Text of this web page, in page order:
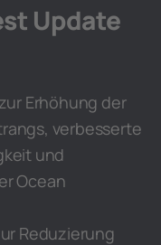
Update
Erhöhung der
verbesserte
und
Ocean
Reduzierung